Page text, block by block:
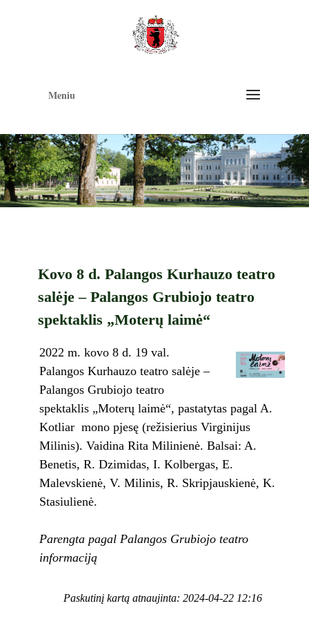
Meniu
Kovo 8 d. Palangos Kurhauzo teatro
salėje – Palangos Grubiojo teatro
spektaklis „Moterų laimė“
2022 m. kovo 8 d. 19 val.
Palangos Kurhauzo teatro salėje –
Palangos Grubiojo teatro
spektaklis „Moterų laimė“, pastatytas pagal A.
Kotliar mono pjesę (režisierius Virginijus
Milinis). Vaidina Rita Milinienė. Balsai: A.
Benetis, R. Dzimidas, I. Kolbergas, E.
Malevskienė, V. Milinis, R. Skripjauskienė, K.
Stasiulienė.
Parengta pagal Palangos Grubiojo teatro
informaciją
Paskutinį kartą atnaujinta: 2024-04-22 12:16